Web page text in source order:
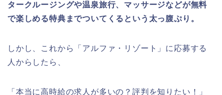
タークルージングや温泉旅行、マッサージなどが無料
で楽しめる特典までついてくるという太っ腹ぷり。
しかし、これから「アルファ・リゾート」に応募する
人からしたら、
「本当に高時給の求人が多いの？評判を知りたい！」